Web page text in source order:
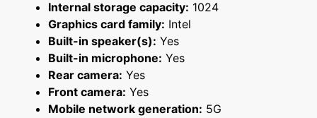
Internal storage capacity: 1024
Graphics card family: Intel
Built-in speaker(s): Yes
Built-in microphone: Yes
Rear camera: Yes
Front camera: Yes
Mobile network generation: 5G